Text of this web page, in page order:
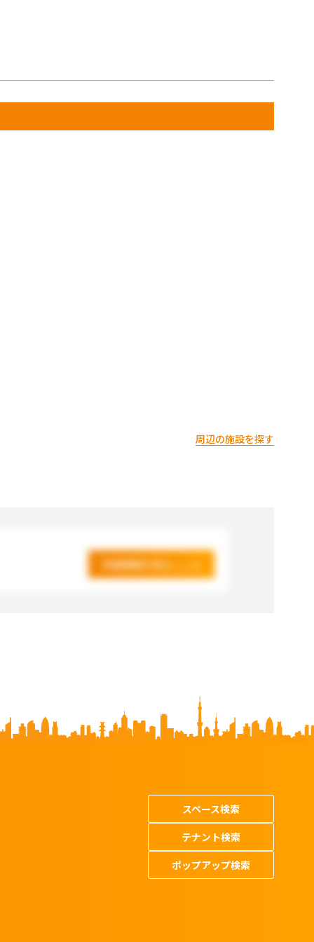
周辺の施設を探す
詳細情報を見る
スペース検索
テナント検索
ポップアップ検索